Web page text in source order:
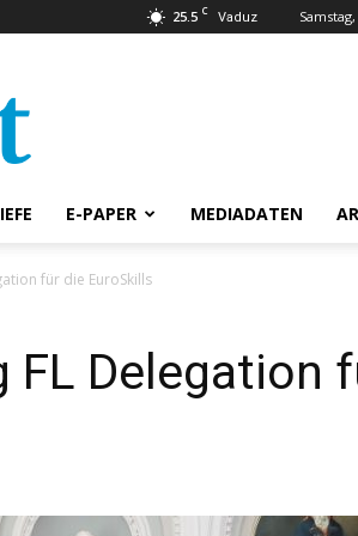
25.5 C Vaduz
E-PAPER MEDIADATEN
für die EuroSkills
FL Delegation